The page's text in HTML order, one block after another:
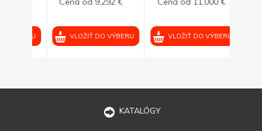
VLOŽIŤ DO VÝBERU
disk,prívesok
VLOŽIŤ DO VÝBERU
KATALÓGY